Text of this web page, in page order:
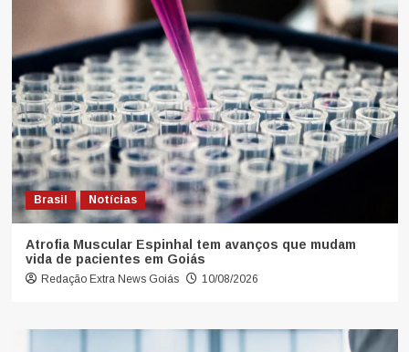
Brasil Notícias
Atrofia Muscular Espinhal tem avanços que mudam
vida de pacientes em Goiás
Redação Extra News Goiás 10/08/2026